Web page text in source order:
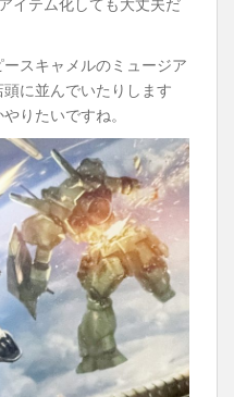
スキャメルのミュージア
に並んでいたりします
りたいですね。